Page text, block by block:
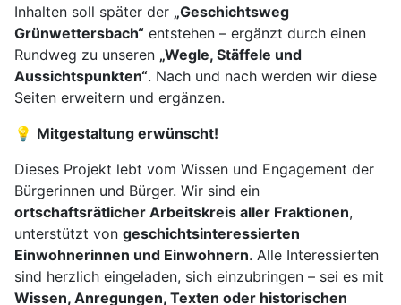
Inhalten soll später der „Geschichtsweg
Grünwettersbach“ entstehen – ergänzt durch einen
Rundweg zu unseren „Wegle, Stäffele und
Aussichtspunkten“. Nach und nach werden wir diese
Seiten erweitern und ergänzen.
💡 Mitgestaltung erwünscht!
Dieses Projekt lebt vom Wissen und Engagement der
Bürgerinnen und Bürger. Wir sind ein
ortschaftsrätlicher Arbeitskreis aller Fraktionen,
unterstützt von geschichtsinteressierten
Einwohnerinnen und Einwohnern. Alle Interessierten
sind herzlich eingeladen, sich einzubringen – sei es mit
Wissen, Anregungen, Texten oder historischen